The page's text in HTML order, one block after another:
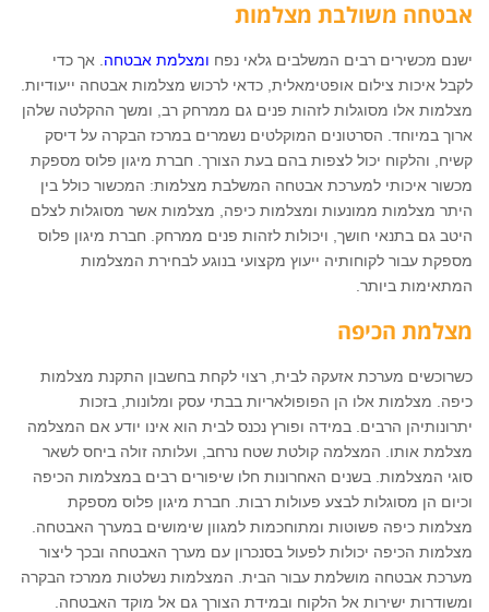
אבטחה משולבת מצלמות
ישנם מכשירים רבים המשלבים גלאי נפח ומצלמת אבטחה . אך כדי
לקבל איכות צילום אופטימאלית, כדאי לרכוש מצלמות אבטחה ייעודיות.
מצלמות אלו מסוגלות לזהות פנים גם ממרחק רב, ומשך ההקלטה שלהן
ארוך במיוחד. הסרטונים המוקלטים נשמרים במרכז הבקרה על דיסק
קשיח, והלקוח יכול לצפות בהם בעת הצורך. חברת מיגון פלוס מספקת
מכשור איכותי למערכת אבטחה המשלבת מצלמות: המכשור כולל בין
היתר מצלמות ממונעות ומצלמות כיפה, מצלמות אשר מסוגלות לצלם
היטב גם בתנאי חושך, ויכולות לזהות פנים ממרחק. חברת מיגון פלוס
מספקת עבור לקוחותיה ייעוץ מקצועי בנוגע לבחירת המצלמות
המתאימות ביותר.
מצלמת הכיפה
כשרוכשים מערכת אזעקה לבית, רצוי לקחת בחשבון התקנת מצלמות
כיפה. מצלמות אלו הן הפופולאריות בבתי עסק ומלונות, בזכות
יתרונותיהן הרבים. במידה ופורץ נכנס לבית הוא אינו יודע אם המצלמה
מצלמת אותו. המצלמה קולטת שטח נרחב, ועלותה זולה ביחס לשאר
סוגי המצלמות. בשנים האחרונות חלו שיפורים רבים במצלמות הכיפה
וכיום הן מסוגלות לבצע פעולות רבות. חברת מיגון פלוס מספקת
מצלמות כיפה פשוטות ומתוחכמות למגוון שימושים במערך האבטחה.
מצלמות הכיפה יכולות לפעול בסנכרון עם מערך האבטחה ובכך ליצור
מערכת אבטחה מושלמת עבור הבית. המצלמות נשלטות ממרכז הבקרה
ומשודרות ישירות אל הלקוח ובמידת הצורך גם אל מוקד האבטחה.